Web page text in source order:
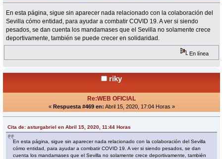
En esta página, sigue sin aparecer nada relacionado con la colaboración del
Sevilla cómo entidad, para ayudar a combatir COVID 19. A ver si siendo
pesados, se dan cuenta los mandamases que el Sevilla no solamente crece
deportivamente, también se puede crecer en solidaridad.
En línea
riky
Re:WEB OFICIAL
« Respuesta #469 en: Abril 15, 2020, 17:04 Horas »
Cita de: asturgabriel en Abril 15, 2020, 11:44 Horas
En esta página, sigue sin aparecer nada relacionado con la colaboración del Sevilla
cómo entidad, para ayudar a combatir COVID 19. A ver si siendo pesados, se dan
cuenta los mandamases que el Sevilla no solamente crece deportivamente, también